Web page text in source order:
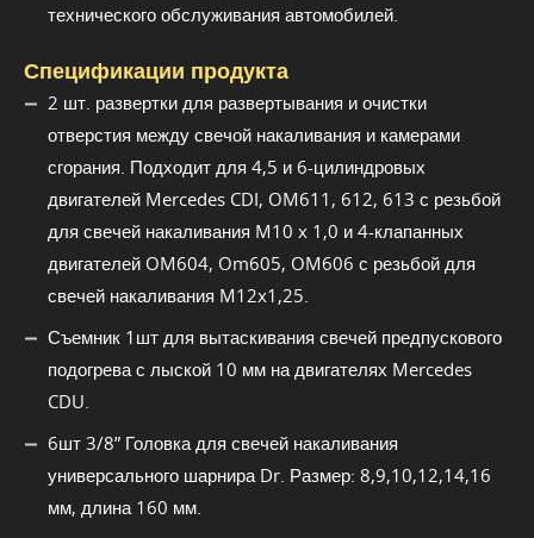
технического обслуживания автомобилей.
Спецификации продукта
2 шт. развертки для развертывания и очистки
отверстия между свечой накаливания и камерами
сгорания. Подходит для 4,5 и 6-цилиндровых
двигателей Mercedes CDI, OM611, 612, 613 с резьбой
для свечей накаливания M10 x 1,0 и 4-клапанных
двигателей OM604, Om605, OM606 с резьбой для
свечей накаливания M12x1,25.
Съемник 1шт для вытаскивания свечей предпускового
подогрева с лыской 10 мм на двигателях Mercedes
CDU.
6шт 3/8” Головка для свечей накаливания
универсального шарнира Dr. Размер: 8,9,10,12,14,16
мм, длина 160 мм.